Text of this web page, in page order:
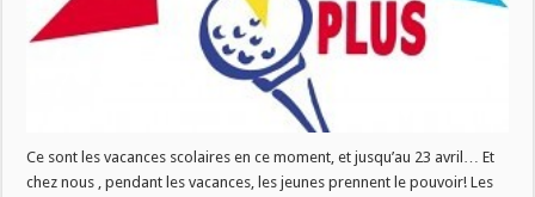
Ce sont les vacances scolaires en ce moment, et jusqu’au 23 avril… Et
chez nous , pendant les vacances, les jeunes prennent le pouvoir! Les